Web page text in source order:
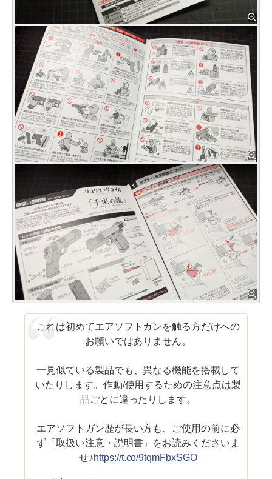
これは初めてエアソフトガンを触る方だけへの
お願いではありません。
一見似ている製品でも、異なる機能を搭載して
いたりします。作動/使用するための注意点は製
品ごとに違ったりします。
エアソフトガン歴が長い方も、ご使用の前に必
ず「取扱い注意・説明書」をお読みくださいま
せ♪https://t.co/9tqmFbxSGO